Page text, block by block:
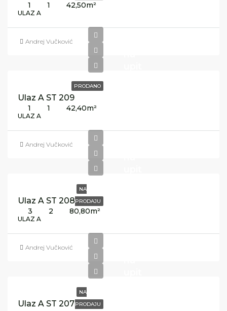
1 1 42,50m²
ULAZ A
Andrej Vučković
PRODANO
Ulaz A ST 209
1 1 42,40m²
ULAZ A
Andrej Vučković
NA
PRODAJU
Ulaz A ST 208
3 2 80,80m²
ULAZ A
Andrej Vučković
NA
PRODAJU
Ulaz A ST 207